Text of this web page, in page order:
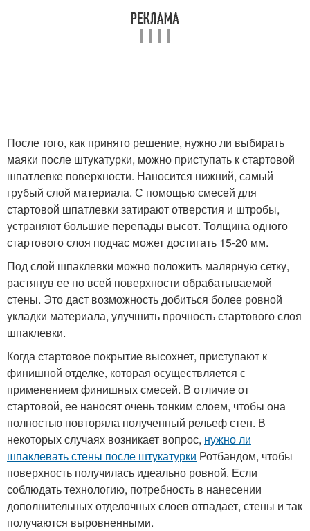
После того, как принято решение, нужно ли выбирать
маяки после штукатурки, можно приступать к стартовой
шпатлевке поверхности. Наносится нижний, самый
грубый слой материала. С помощью смесей для
стартовой шпатлевки затирают отверстия и штробы,
устраняют большие перепады высот. Толщина одного
стартового слоя подчас может достигать 15-20 мм.
Под слой шпаклевки можно положить малярную сетку,
растянув ее по всей поверхности обрабатываемой
стены. Это даст возможность добиться более ровной
укладки материала, улучшить прочность стартового слоя
шпаклевки.
Когда стартовое покрытие высохнет, приступают к
финишной отделке, которая осуществляется с
применением финишных смесей. В отличие от
стартовой, ее наносят очень тонким слоем, чтобы она
полностью повторяла полученный рельеф стен. В
некоторых случаях возникает вопрос, нужно ли
шпаклевать стены после штукатурки Ротбандом, чтобы
поверхность получилась идеально ровной. Если
соблюдать технологию, потребность в нанесении
дополнительных отделочных слоев отпадает, стены и так
получаются выровненными.